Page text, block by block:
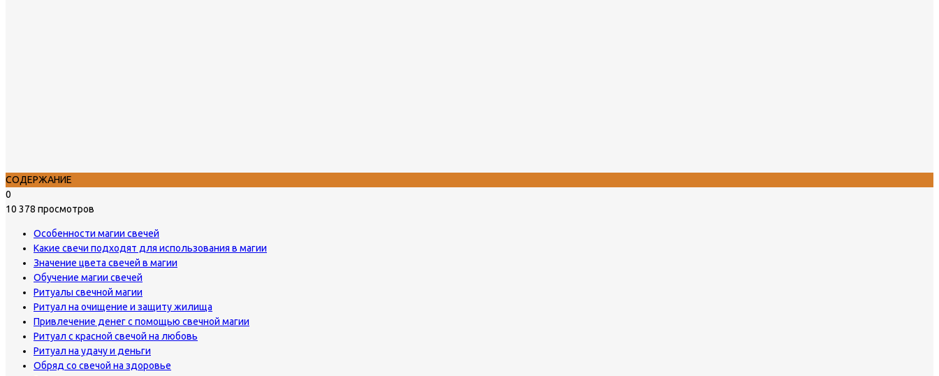
СОДЕРЖАНИЕ
0
10 378 просмотров
Особенности магии свечей
Какие свечи подходят для использования в магии
Значение цвета свечей в магии
Обучение магии свечей
Ритуалы свечной магии
Ритуал на очищение и защиту жилища
Привлечение денег с помощью свечной магии
Ритуал с красной свечой на любовь
Ритуал на удачу и деньги
Обряд со свечой на здоровье